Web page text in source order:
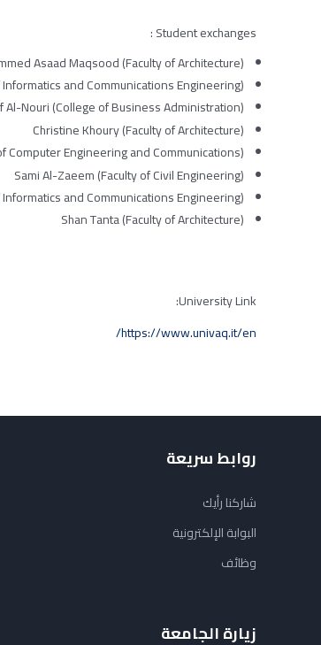
Student exchanges :
Asaad Maqsood (Faculty of Architecture)
Informatics and Communications Engineering)
Al-Nouri (College of Business Administration)
Christine Khoury (Faculty of Architecture)
Computer Engineering and Communications)
Sami Al-Zaeem (Faculty of Civil Engineering)
and Communications Engineering)
Shan Tanta (Faculty of Architecture)
University Link:
https://www.univaq.it/en/
روابط سريعة
شاركنا رأيك
البوابة الإلكترونية
وظائف
زيارة الجامعة